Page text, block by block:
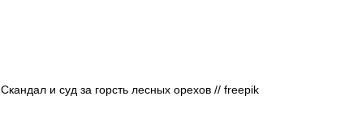
Скандал и суд за горсть лесных орехов // freepik